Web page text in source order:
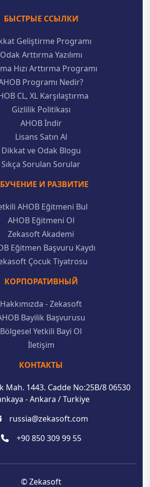
БЫСТРЫЕ ССЫЛКИ
Geliştirme Programı
Odak Arttırma Yazılımı
Hızı Arttırma Programı
Programı Nedir?
CL, XL Karşılaştırma
Gizlilik Politikası
AHOB İndir
Lisans Satın Al
Dikkat ve Odak Blogu
Sıkça Sorulan Sorular
И РАЗВИТИЕ
AHOB Eğitmeni Bul
AHOB Eğitmeni Ol
Zekasoft Akademi
Eğitmen Başvuru Kaydı
Çocuk Tiyatrosu
КОРПОРАТИВНЫЙ
Hakkımızda - Zekasoft
Bayilik Başvurusu
Bölgesel Yetkili Bayi Ol
İletişim
КОНТАКТЫ
Mah. 1443. Cadde No:25B/8 06530
- Ankara / Turkiye
russia@zekasoft.com
+90 850 309 99 55
© Zekasoft